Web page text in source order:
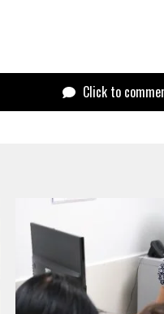
Click to